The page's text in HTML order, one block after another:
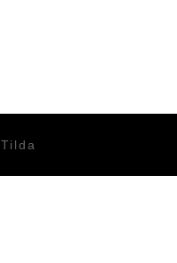
Tilda